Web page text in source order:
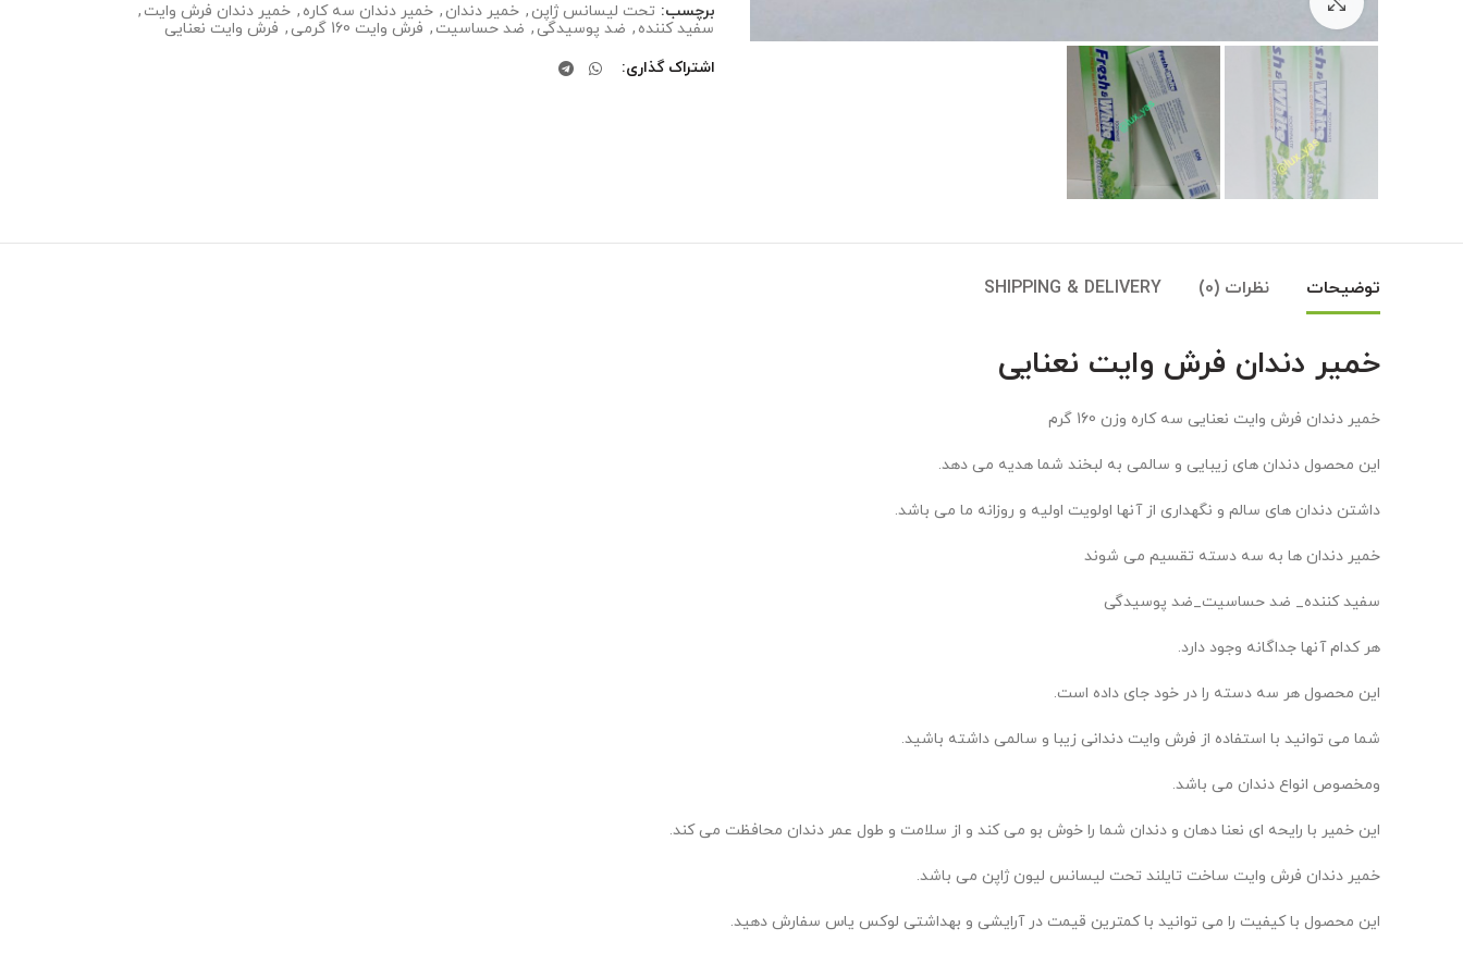
برچسب: تحت لیسانس ژاپن , خمیر دندان , خمیر دندان سه کاره , خمیر دندان فرش وایت ,
سفید کننده , ضد پوسیدگی , ضد حساسیت , فرش وایت 160 گرمی , فرش وایت نعنایی
اشتراک گذاری
توضیحات نظرات (0) SHIPPING & DELIVERY
خمیر دندان فرش وایت نعنایی
خمیر دندان فرش وایت نعنایی سه کاره وزن 160 گرم
این محصول دندان های زیبایی و سالمی به لبخند شما هدیه می دهد.
داشتن دندان های سالم و نگهداری از آنها اولویت اولیه و روزانه ما می باشد.
خمیر دندان ها به سه دسته تقسیم می شوند
سفید کننده_ ضد حساسیت_ضد پوسیدگی
هر کدام آنها جداگانه وجود دارد.
این محصول هر سه دسته را در خود جای داده است.
شما می توانید با استفاده از فرش وایت دندانی زیبا و سالمی داشته باشید.
ومخصوص انواع دندان می باشد.
این خمیر با رایحه ای نعنا دهان و دندان شما را خوش بو می کند و از سلامت و طول عمر دندان محافظت می کند.
خمیر دندان فرش وایت ساخت تایلند تحت لیسانس لیون ژاپن می باشد.
این محصول با کیفیت را می توانید با کمترین قیمت در آرایشی و بهداشتی لوکس یاس سفارش دهید.